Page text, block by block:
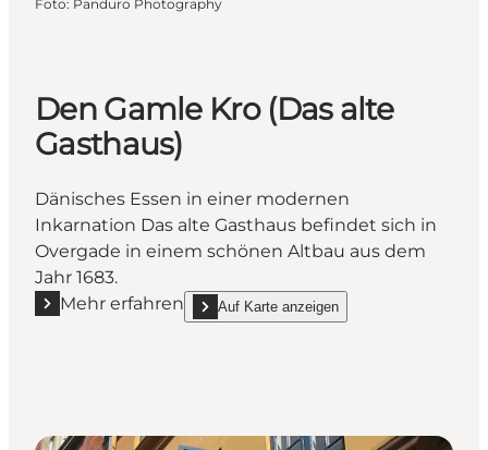
Foto: Panduro Photography
Den Gamle Kro (Das alte
Gasthaus)
Dänisches Essen in einer modernen
Inkarnation Das alte Gasthaus befindet sich in
Overgade in einem schönen Altbau aus dem
Jahr 1683.
Mehr erfahren
Mehr erfahren "Den Gamle Kro (Das alte Gasthaus)"
Auf Karte anzeigen
show Den Gamle Kro (Das alte Gasthaus)